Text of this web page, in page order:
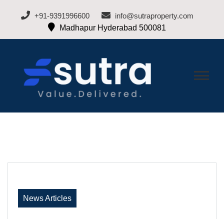
+91-9391996600
info@sutraproperty.com
Madhapur Hyderabad 500081
BLOG-SUTRA
Hyderabad Real Estate Blogs
News Articles